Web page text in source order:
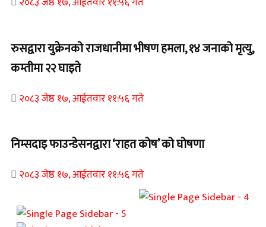
रुसद्वारा युक्रेनको राजधानीमा भीषण हमला, १४ जनाको मृत्यु,
कम्तीमा २२ घाइते
२०८३ जेष्ठ १७, आईतवार ११:५६ गते
निम्सदाइ फाउन्डेसनद्वारा ‘राहत कोष’ को घोषणा
२०८३ जेष्ठ १७, आईतवार ११:५६ गते